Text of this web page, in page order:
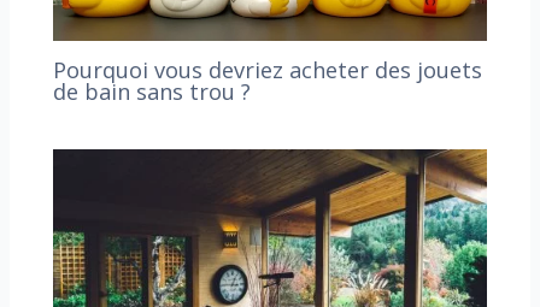
Pourquoi vous devriez acheter des jouets
de bain sans trou ?